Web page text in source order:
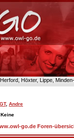
Höxter, Lippe,
, Andre
go.de Foren-